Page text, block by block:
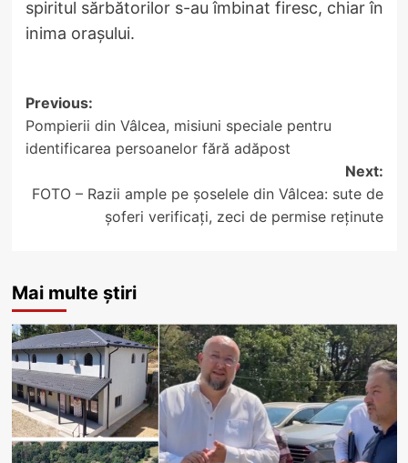
spiritul sărbătorilor s-au îmbinat firesc, chiar în
inima orașului.
Post
navigation
Previous:
Pompierii din Vâlcea, misiuni speciale pentru
identificarea persoanelor fără adăpost
Next:
FOTO – Razii ample pe șoselele din Vâlcea: sute de
șoferi verificați, zeci de permise reținute
Mai multe știri